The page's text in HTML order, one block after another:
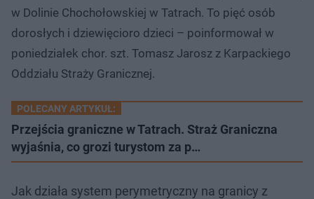
w Dolinie Chochołowskiej w Tatrach. To pięć osób
dorosłych i dziewięcioro dzieci – poinformował w
poniedziałek chor. szt. Tomasz Jarosz z Karpackiego
Oddziału Straży Granicznej.
POLECANY ARTYKUŁ:
Przejścia graniczne w Tatrach. Straż Graniczna
wyjaśnia, co grozi turystom za p…
Jak działa system perymetryczny na granicy z